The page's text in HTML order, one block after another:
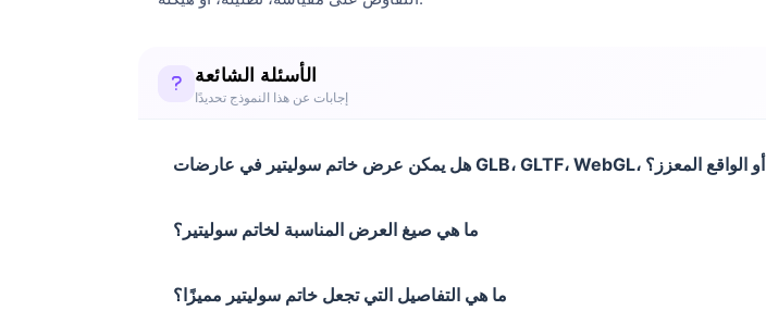
الأسئلة الشائعة
إجابات عن هذا النموذج تحديدًا
هل يمكن عرض خاتم سوليتير في عارضات GLB، GLTF، WebGL، أو الواقع المعزز؟
ما هي صيغ العرض المناسبة لخاتم سوليتير؟
ما هي التفاصيل التي تجعل خاتم سوليتير مميزًا؟